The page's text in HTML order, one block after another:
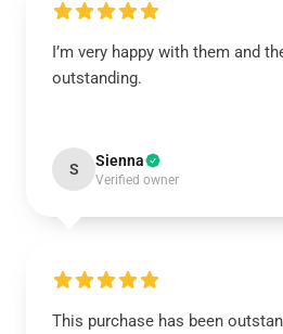
I’m very happy with them and
outstanding.
S Sienna
Verified owner
This purchase has been